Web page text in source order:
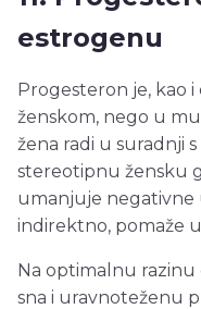
estrogenu
Progesteron je, kao
ženskom, nego u
žena radi u suradnji
stereotipnu žensku
umanjuje negativne
indirektno, pomaže
Na optimalnu
sna i uravnoteženu